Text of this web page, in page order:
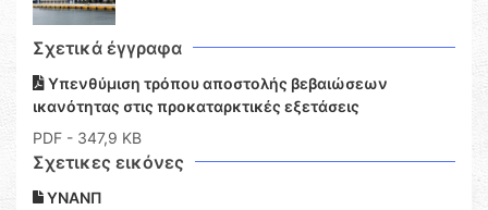
Σχετικά έγγραφα
Υπενθύμιση τρόπου αποστολής βεβαιώσεων
ικανότητας στις προκαταρκτικές εξετάσεις
PDF - 347,9 KB
Σχετικες εικόνες
ΥΝΑΝΠ